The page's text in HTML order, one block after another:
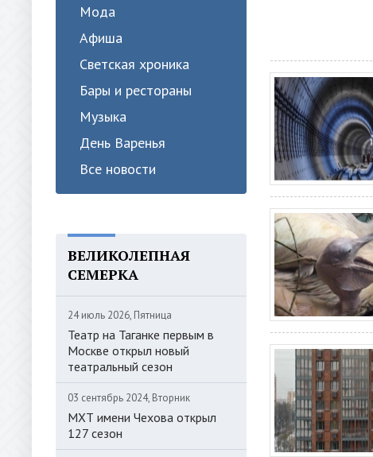
Мода
Афиша
Светская хроника
Бары и рестораны
Музыка
День Варенья
Все новости
ВЕЛИКОЛЕПНАЯ
СЕМЕРКА
24 июль 2026, Пятница
Театр на Таганке первым в
Москве открыл новый
театральный сезон
03 сентябрь 2024, Вторник
МХТ имени Чехова открыл
127 сезон